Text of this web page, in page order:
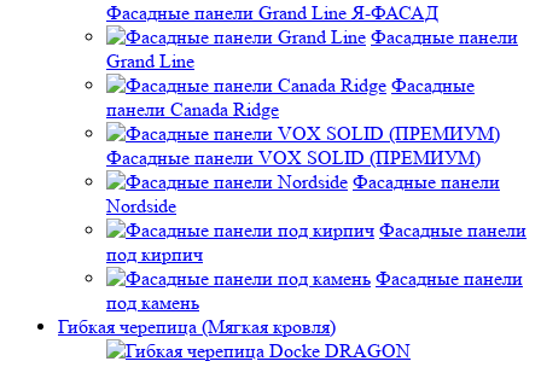
Фасадные панели Grand Line Я-ФАСАД
Фасадные панели
Grand Line
Фасадные
панели Canada Ridge
Фасадные панели VOX SOLID (ПРЕМИУМ)
Фасадные панели
Nordside
Фасадные панели
под кирпич
Фасадные панели
под камень
Гибкая черепица (Мягкая кровля)